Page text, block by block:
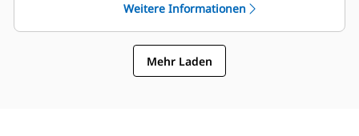
und sorgt so für eine gute Sicht nach
vorne, wodurch Schäden an den
Ecken beim Abkippen vermieden
werden.
Weitere Informationen
Mehr Laden